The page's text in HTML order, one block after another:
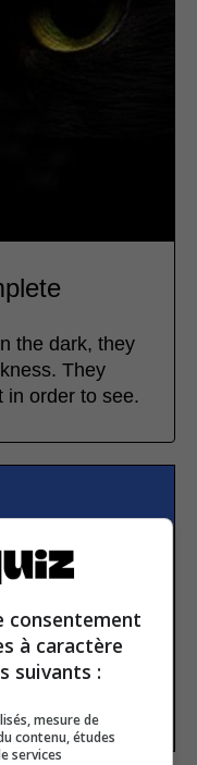
the dark, they
They
in order to see.
consentement
à caractère
suivants :
mesure de
contenu, études
services